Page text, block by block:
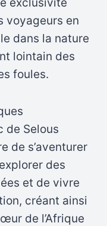
voyageurs en
dans la nature
lointain des
foules.
de Selous
de s’aventurer
des
et de vivre
créant ainsi
de l’Afrique